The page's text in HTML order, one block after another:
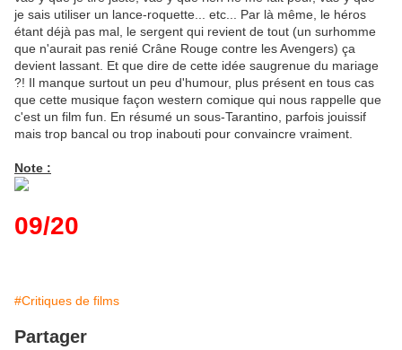
je sais utiliser un lance-roquette... etc... Par là même, le héros
étant déjà pas mal, le sergent qui revient de tout (un surhomme
que n'aurait pas renié Crâne Rouge contre les Avengers) ça
devient lassant. Et que dire de cette idée saugrenue du mariage
?! Il manque surtout un peu d'humour, plus présent en tous cas
que cette musique façon western comique qui nous rappelle que
c'est un film fun. En résumé un sous-Tarantino, parfois jouissif
mais trop bancal ou trop inabouti pour convaincre vraiment.
Note :
09/20
#Critiques de films
Partager